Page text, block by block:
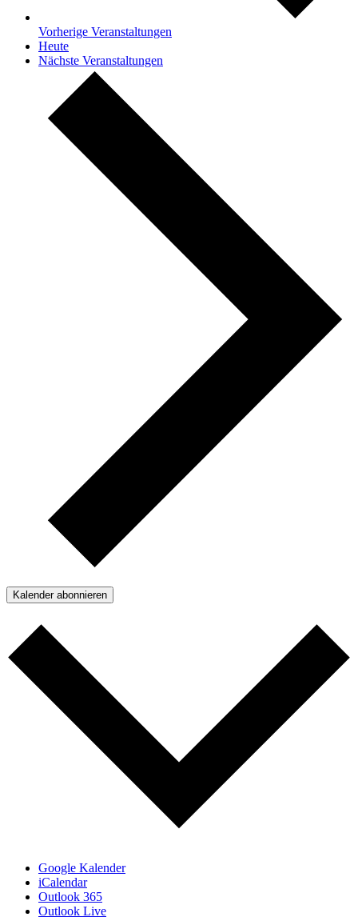
Vorherige Veranstaltungen
Heute
Nächste Veranstaltungen
Kalender abonnieren
Google Kalender
iCalendar
Outlook 365
Outlook Live